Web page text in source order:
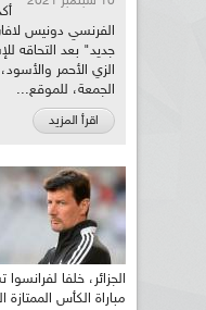
الفرنسي دونيس
جديد" بعد التحاقه
الزي الأحمر
الجمعة، للموقع...
اقرأ المزيد
الجزائر، خلفا
مباراة الكأس الممتازة